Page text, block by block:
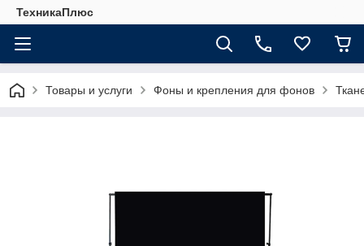
ТехникаПлюс
Товары и услуги Фоны и крепления для фонов